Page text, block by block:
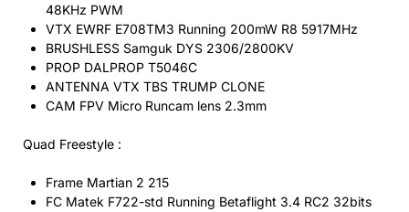
48KHz PWM
VTX EWRF E708TM3 Running 200mW R8 5917MHz
BRUSHLESS Samguk DYS 2306/2800KV
PROP DALPROP T5046C
ANTENNA VTX TBS TRUMP CLONE
CAM FPV Micro Runcam lens 2.3mm
Quad Freestyle :
Frame Martian 2 215
FC Matek F722-std Running Betaflight 3.4 RC2 32bits